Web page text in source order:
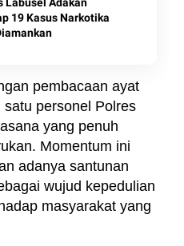
19 Kasus Narkotika
pembacaan ayat
satu personel Polres
yang penuh
Momentum ini
adanya santunan
wujud kepedulian
masyarakat yang